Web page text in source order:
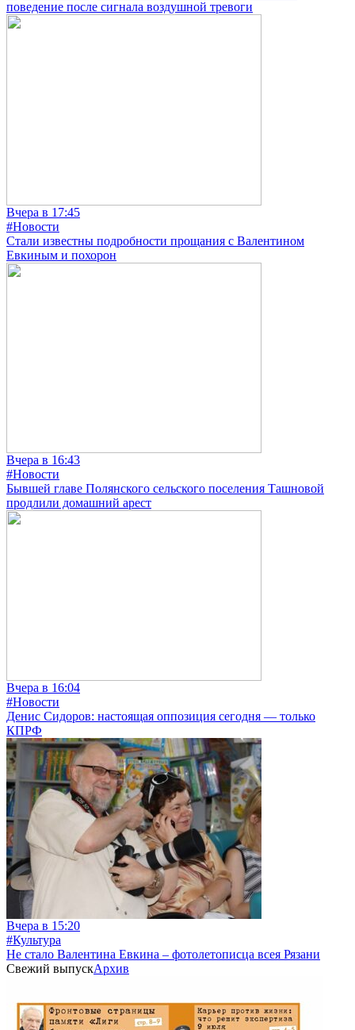
поведение после сигнала воздушной тревоги
Вчера в 17:45
#Новости
Стали известны подробности прощания с Валентином
Евкиным и похорон
Вчера в 16:43
#Новости
Бывшей главе Полянского сельского поселения Ташновой
продлили домашний арест
Вчера в 16:04
#Новости
Денис Сидоров: настоящая оппозиция сегодня — только
КПРФ
Вчера в 15:20
#Культура
Не стало Валентина Евкина – фотолетописца всея Рязани
Свежий выпускАрхив